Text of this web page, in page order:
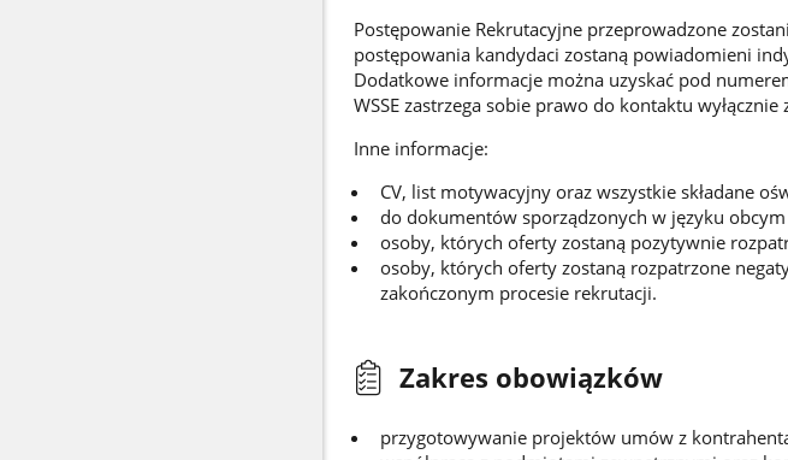
Postępowanie Rekrutacyjne przeprowadzone
postępowania kandydaci zostaną powiadomieni
Dodatkowe informacje można uzyskać pod
WSSE zastrzega sobie prawo do kontaktu
Inne informacje:
CV, list motywacyjny oraz wszystkie składane
do dokumentów sporządzonych w języku
osoby, których oferty zostaną pozytywnie
osoby, których oferty zostaną rozpatrzone
zakończonym procesie rekrutacji.
Zakres obowiązków
przygotowywanie projektów umów z